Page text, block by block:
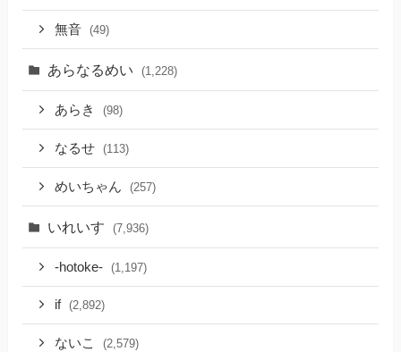
無音 (49)
あらなるめい (1,228)
あらき (98)
なるせ (113)
めいちゃん (257)
いれいす (7,936)
-hotoke- (1,197)
if (2,892)
ないこ (2,579)